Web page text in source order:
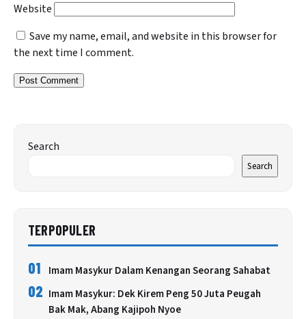
Website
Save my name, email, and website in this browser for
the next time I comment.
Search
Search
TERPOPULER
01 Imam Masykur Dalam Kenangan Seorang Sahabat
02 Imam Masykur: Dek Kirem Peng 50 Juta Peugah
Bak Mak, Abang Kajipoh Nyoe